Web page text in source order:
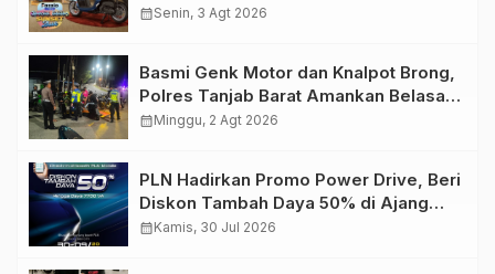
Retro Summer yang Semakin Skena
calendar_monthSenin, 3 Agt 2026
Basmi Genk Motor dan Knalpot Brong,
Polres Tanjab Barat Amankan Belasan
Kendaraan
calendar_monthMinggu, 2 Agt 2026
PLN Hadirkan Promo Power Drive, Beri
Diskon Tambah Daya 50% di Ajang
GIIAS 2026
calendar_monthKamis, 30 Jul 2026